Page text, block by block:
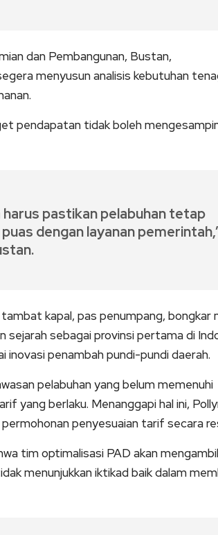
dan Pembangunan, Bustan,
menyusun analisis kebutuhan
pendapatan tidak boleh
pastikan pelabuhan tetap
dengan layanan
kapal, pas penumpang, bongkar
sebagai provinsi pertama di
inovasi penambah pundi-pundi daerah.
pelabuhan yang belum memenuhi
yang berlaku. Menanggapi hal ini,
penyesuaian tarif secara
tim optimalisasi PAD akan mengambil
menunjukkan iktikad baik dalam